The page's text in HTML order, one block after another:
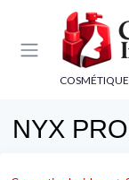
NYX
Panneau de gestion